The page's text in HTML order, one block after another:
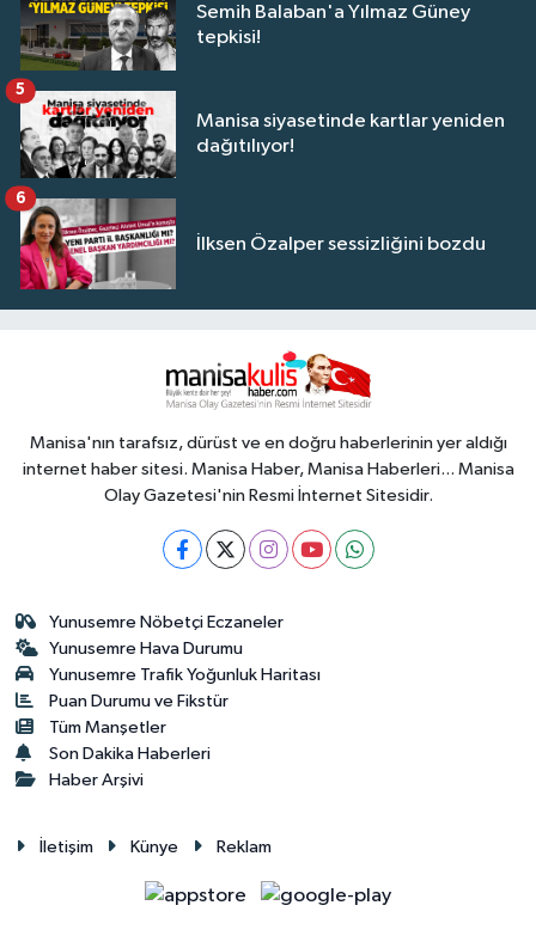
Semih Balaban'a Yılmaz Güney
tepkisi!
Manisa siyasetinde kartlar yeniden
dağıtılıyor!
5
İlksen Özalper sessizliğini bozdu
6
Manisa'nın tarafsız, dürüst ve en doğru haberlerinin yer aldığı
internet haber sitesi. Manisa Haber, Manisa Haberleri... Manisa
Olay Gazetesi'nin Resmi İnternet Sitesidir.
Yunusemre Nöbetçi Eczaneler
Yunusemre Hava Durumu
Yunusemre Trafik Yoğunluk Haritası
Puan Durumu ve Fikstür
Tüm Manşetler
Son Dakika Haberleri
Haber Arşivi
İletişim Künye Reklam